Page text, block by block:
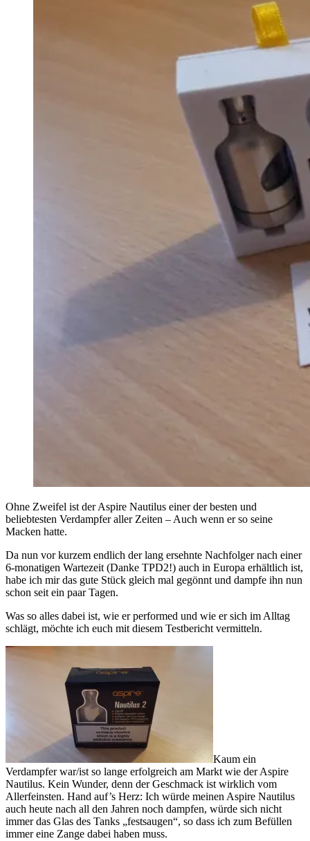
Ohne Zweifel ist der Aspire Nautilus einer der besten und
beliebtesten Verdampfer aller Zeiten – Auch wenn er so seine
Macken hatte.
Da nun vor kurzem endlich der lang ersehnte Nachfolger nach einer
6-monatigen Wartezeit (Danke TPD2!) auch in Europa erhältlich ist,
habe ich mir das gute Stück gleich mal gegönnt und dampfe ihn nun
schon seit ein paar Tagen.
Was so alles dabei ist, wie er performed und wie er sich im Alltag
schlägt, möchte ich euch mit diesem Testbericht vermitteln.
Kaum ein
Verdampfer war/ist so lange erfolgreich am Markt wie der Aspire
Nautilus. Kein Wunder, denn der Geschmack ist wirklich vom
Allerfeinsten. Hand auf’s Herz: Ich würde meinen Aspire Nautilus
auch heute nach all den Jahren noch dampfen, würde sich nicht
immer das Glas des Tanks „festsaugen“, so dass ich zum Befüllen
immer eine Zange dabei haben muss.